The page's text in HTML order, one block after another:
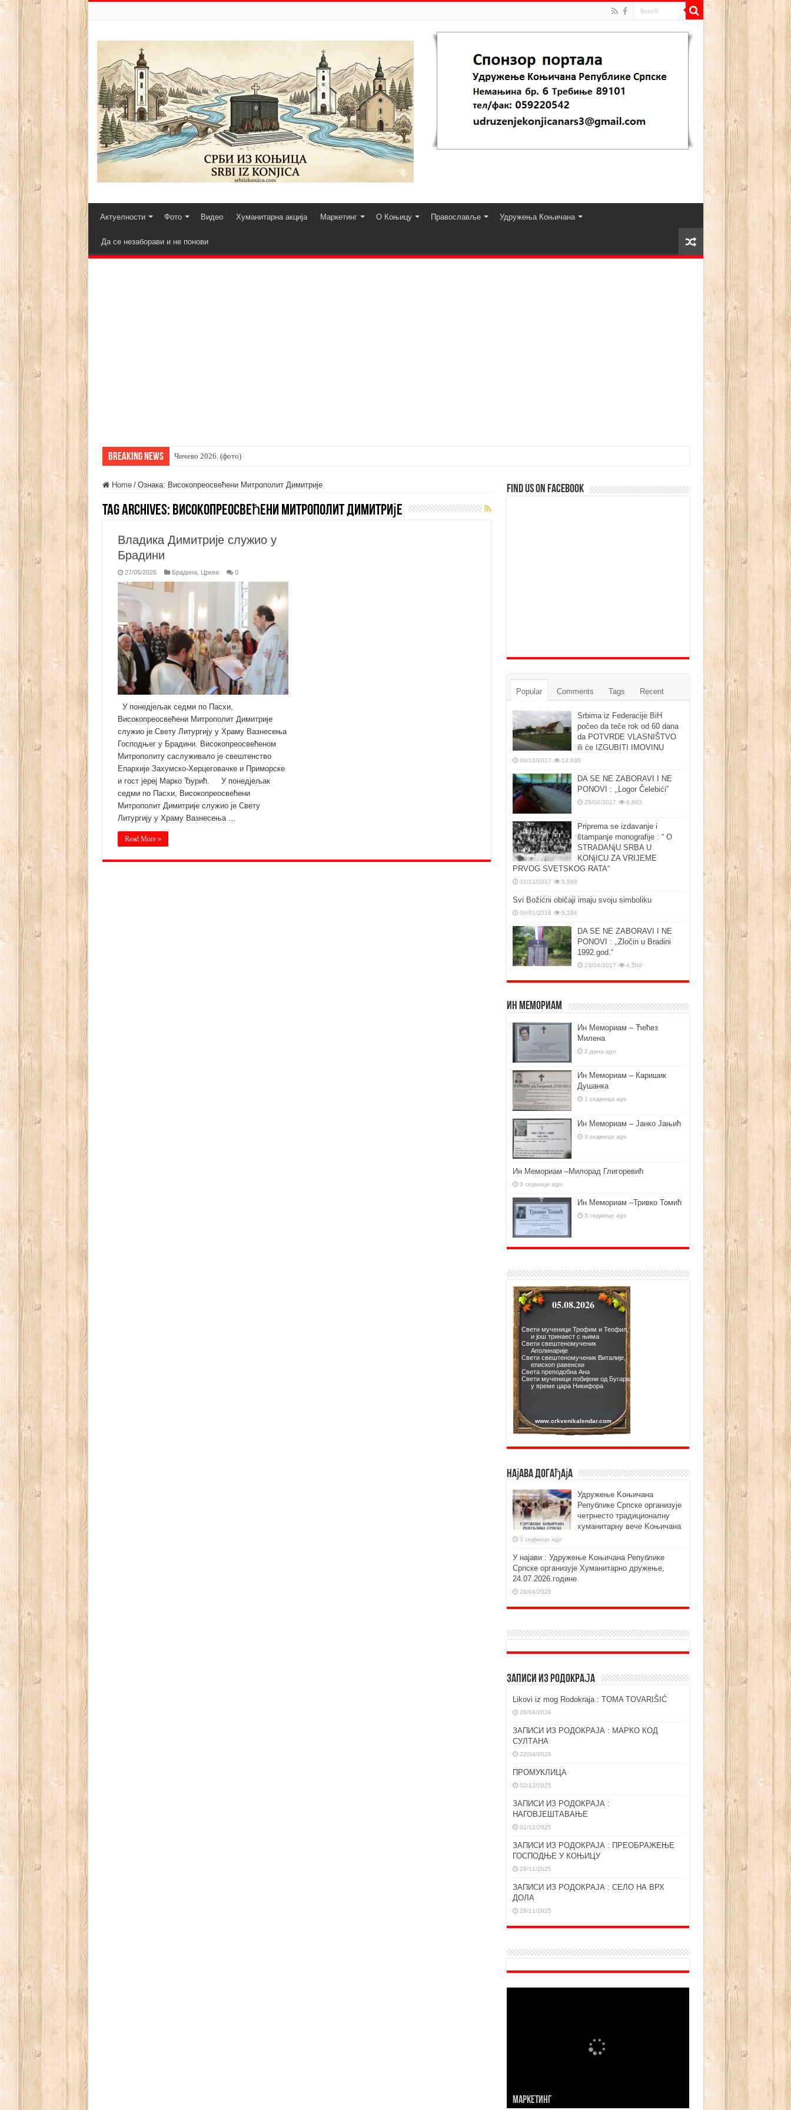
Актуелности Фото Видео Хуманитарна акција Маркетинг О Коњицу Православље Удружења Коњичана
Да се незаборави и не понови
Breaking News Чичево 2026. (фото)
Home / Ознака: Високопреосвећени Митрополит Димитрије
Tag Archives: Високопреосвећени Митрополит Димитрије
Владика Димитрије служио у
Брадини
27/05/2026 Брадина, Црква 0
У понедјељак седми по Пасхи,
Високопреосвећени Митрополит Димитрије
служио је Свету Литургију у Храму Вазнесења
Господњег у Брадини. Високопреосвећеном
Митрополиту саслуживало је свештенство
Епархије Захумско-Херцеговачке и Приморске
и гост јереј Марко Ђурић. У понедјељак
седми по Пасхи, Високопреосвећени
Митрополит Димитрије служио је Свету
Литургију у Храму Вазнесења …
Read More »
Find us on Facebook
Popular Comments Tags Recent
Srbima iz Federacije BiH
počeo da teče rok od 60 dana
da POTVRDE VLASNIŠTVO
ili će IZGUBITI IMOVINU
06/12/2017 13,635
DA SE NE ZABORAVI I NE
PONOVI : ‚‚Logor Čelebići”
25/04/2017 6,663
Priprema se izdavanje i
štampanje monografije : “ O
STRADANjU SRBA U
KONjICU ZA VRIJEME
PRVOG SVETSKOG RATA“
01/11/2017 5,588
Svi Božićni običaji imaju svoju simboliku
06/01/2018 5,284
DA SE NE ZABORAVI I NE
PONOVI : ‚‚Zločin u Bradini
1992.god.“
23/04/2017 4,509
Ин Мемориам
Ин Мемориам – Ћећез
Милена
2 дана ago
Ин Мемориам – Каришик
Душанка
1 седмица ago
Ин Мемориам – Јанко Јањић
3 седмице ago
Ин Мемориам –Милорад Глигоревић
3 седмице ago
Ин Мемориам –Тривко Томић
3 седмице ago
Најава догађаја
Удружење Kоњичана
Републике Српске организује
четрнесто традиционалну
хуманитарну вече Kоњичана
3 седмице ago
У најави : Удружење Kоњичана Републике
Српске организује Хуманитарно дружење,
24.07.2026.године
26/04/2026
ЗАПИСИ ИЗ РОДОКРАЈА
Likovi iz mog Rodokraja : TOMA TOVARIŠIĆ
26/04/2026
ЗАПИСИ ИЗ РОДОКРАЈА : МАРКО КОД
СУЛТАНА
22/04/2026
ПРОМУКЛИЦА
02/12/2025
ЗАПИСИ ИЗ РОДОКРАЈА :
НАГОВЈЕШТАВАЊЕ
01/12/2025
ЗАПИСИ ИЗ РОДОКРАЈА : ПРЕОБРАЖЕЊЕ
ГОСПОДЊЕ У КОЊИЦУ
29/11/2025
ЗАПИСИ ИЗ РОДОКРАЈА : СЕЛО НА ВРХ
ДОЛА
28/11/2025
МАРKЕТИНГ